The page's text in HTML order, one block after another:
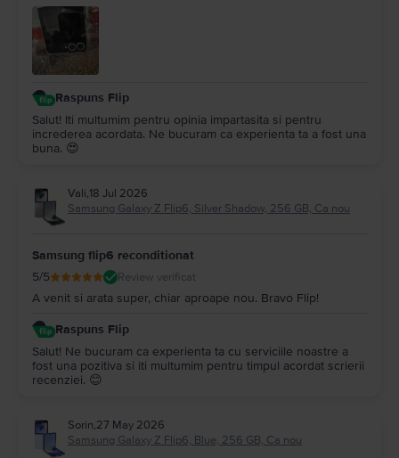
Raspuns Flip
Salut! Iti multumim pentru opinia impartasita si pentru
increderea acordata. Ne bucuram ca experienta ta a fost una
buna. 😍
Vali,18 Jul 2026
Samsung Galaxy Z Flip6, Silver Shadow, 256 GB, Ca nou
Samsung flip6 reconditionat
5/5 Review verificat
A venit si arata super, chiar aproape nou. Bravo Flip!
Raspuns Flip
Salut! Ne bucuram ca experienta ta cu serviciile noastre a
fost una pozitiva si iti multumim pentru timpul acordat scrierii
recenziei. 😊
Sorin,27 May 2026
Samsung Galaxy Z Flip6, Blue, 256 GB, Ca nou